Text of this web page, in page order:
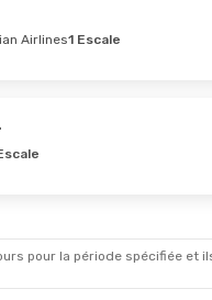
Airlines1 Escale
pour la période spécifiée et